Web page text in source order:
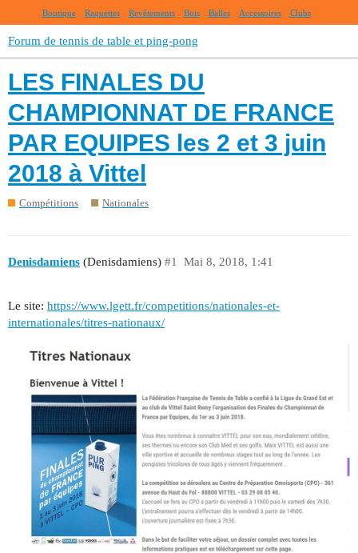
Boutique Raquettes Revêtements Bois Balles Accessoires Clubs
Forum de tennis de table et ping-pong
LES FINALES DU
CHAMPIONNAT DE FRANCE
PAR EQUIPES les 2 et 3 juin
2018 à Vittel
Compétitions Nationales
Denisdamiens (Denisdamiens) Mai 8, 2018, 1:41
#1
Le site: https://www.lgett.fr/competitions/nationales-et-
internationales/titres-nationaux/